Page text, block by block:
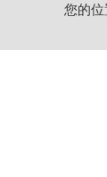
您的位